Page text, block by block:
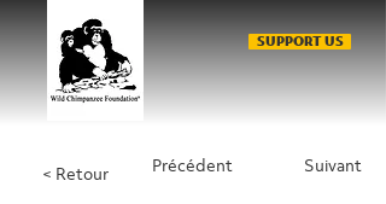
SUPPORT US
< Retour Précédent Suivant